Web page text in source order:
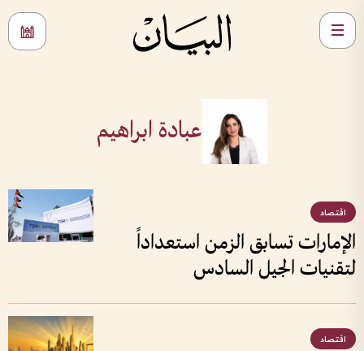
عبادة ابراهيم
اقتصاد
الإمارات تسابق الزمن استعداداً
لتقنيات الجيل السادس
اقتصاد